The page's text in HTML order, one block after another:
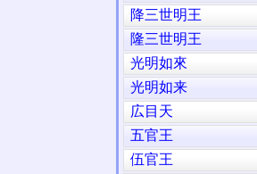
降三世明王
隆三世明王
光明如來
光明如来
広目天
五官王
伍官王